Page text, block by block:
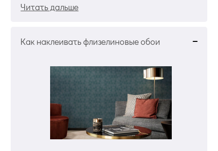
Читать дальше
Как наклеивать флизелиновые обои